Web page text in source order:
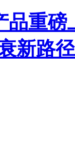
重磅
新路径